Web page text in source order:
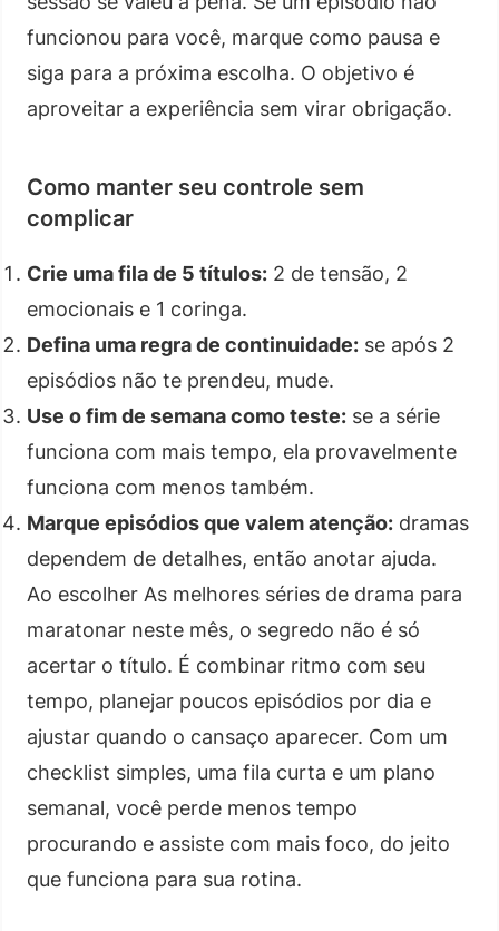
funcionou para você, marque como pausa e
siga para a próxima escolha. O objetivo é
aproveitar a experiência sem virar obrigação.
Como manter seu controle sem
complicar
Crie uma fila de 5 títulos: 2 de tensão, 2
emocionais e 1 coringa.
Defina uma regra de continuidade: se após 2
episódios não te prendeu, mude.
Use o fim de semana como teste: se a série
funciona com mais tempo, ela provavelmente
funciona com menos também.
Marque episódios que valem atenção: dramas
dependem de detalhes, então anotar ajuda.
Ao escolher As melhores séries de drama para
maratonar neste mês, o segredo não é só
acertar o título. É combinar ritmo com seu
tempo, planejar poucos episódios por dia e
ajustar quando o cansaço aparecer. Com um
checklist simples, uma fila curta e um plano
semanal, você perde menos tempo
procurando e assiste com mais foco, do jeito
que funciona para sua rotina.